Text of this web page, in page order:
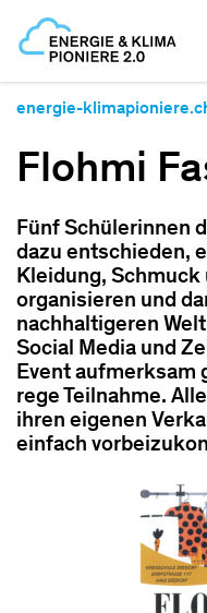
energie-
Flohmi
Fünf Schülerinnen
dazu entschieden,
Kleidung, Schmuck
organisieren und
nachhaltigeren
Social Media und
Event aufmerksam
rege Teilnahme.
ihren eigenen
einfach